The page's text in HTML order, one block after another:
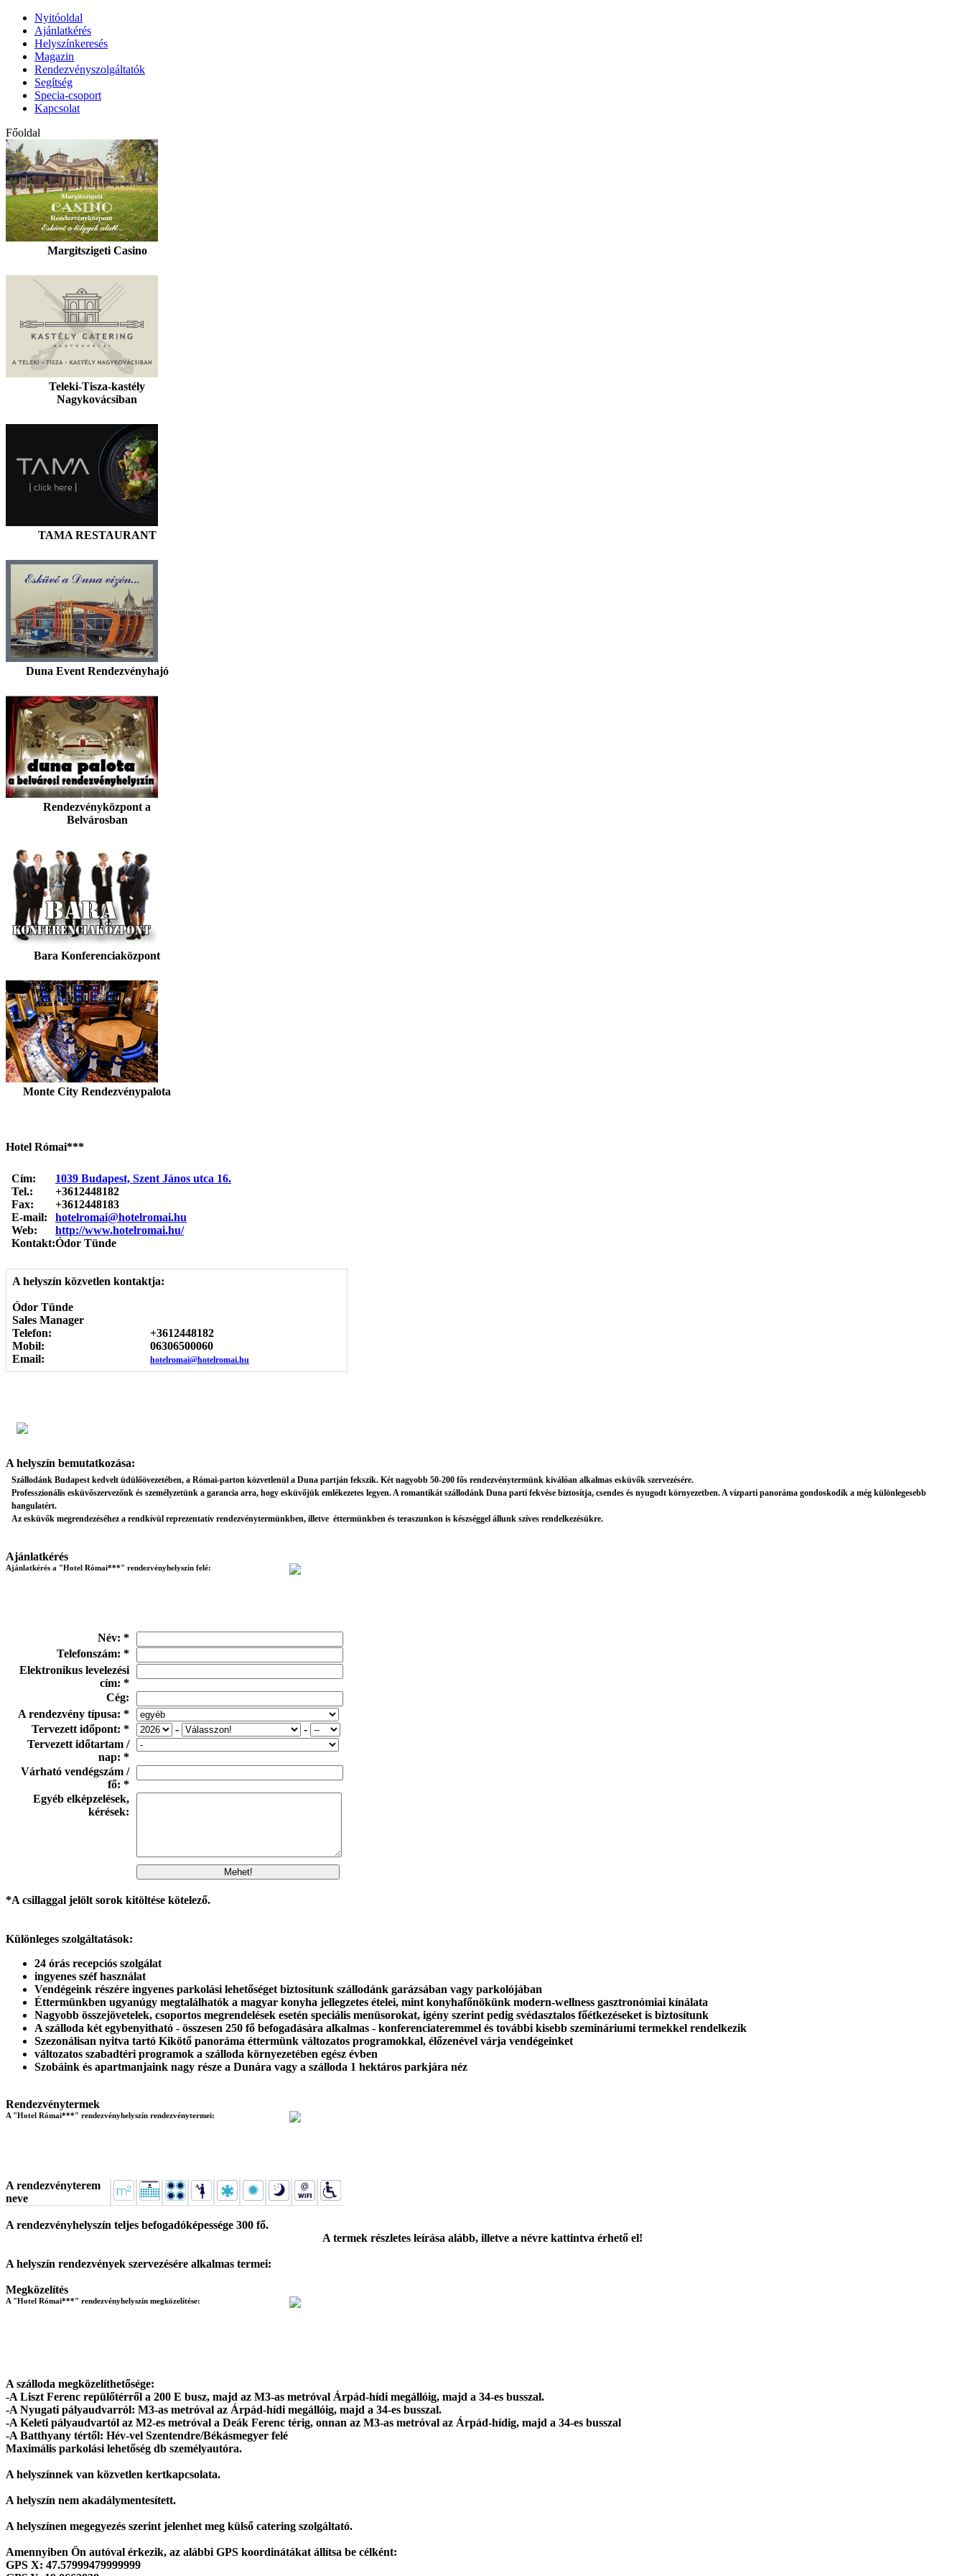
Nyitóoldal
Ajánlatkérés
Helyszínkeresés
Magazin
Rendezvényszolgáltatók
Segítség
Specia-csoport
Kapcsolat
Főoldal
Margitszigeti Casino
Teleki-Tisza-kastély
Nagykovácsiban
TAMA RESTAURANT
Duna Event Rendezvényhajó
Rendezvényközpont a
Belvárosban
Bara Konferenciaközpont
Monte City Rendezvénypalota
Hotel Római***
Cím:
1039 Budapest, Szent János utca 16.
Tel.:
+3612448182
Fax:
+3612448183
E-mail:
hotelromai@hotelromai.hu
Web:
http://www.hotelromai.hu/
Kontakt:Ódor Tünde
A helyszín közvetlen kontaktja:
Ódor Tünde
Sales Manager
Telefon:
+3612448182
Mobil:
06306500060
Email:
hotelromai@hotelromai.hu
A helyszín bemutatkozása:
Szállodánk Budapest kedvelt üdülőövezetében, a Római-parton közvetlenül a Duna partján fekszik. Két nagyobb 50-200 fős rendezvénytermünk kiválóan alkalmas esküvők szervezésére.
Professzionális esküvőszervezőnk és személyzetünk a garancia arra, hogy esküvőjük emlékezetes legyen. A romantikát szállodánk Duna parti fekvése biztosítja, csendes és nyugodt környezetben. A vízparti panoráma gondoskodik a még különlegesebb
hangulatért.
Az esküvők megrendezéséhez a rendkívül reprezentatív rendezvénytermünkben, illetve éttermünkben és teraszunkon is készséggel állunk szíves rendelkezésükre.
Ajánlatkérés
Ajánlatkérés a "Hotel Római***" rendezvényhelyszín felé:
Név: *
Telefonszám: *
Elektronikus levelezési
cím: *
Cég:
A rendezvény típusa: *
Tervezett időpont: *
-
-
Tervezett időtartam /
nap: *
Várható vendégszám /
fő: *
Egyéb elképzelések,
kérések:
*A csillaggal jelölt sorok kitöltése kötelező.
Különleges szolgáltatások:
24 órás recepciós szolgálat
ingyenes széf használat
Vendégeink részére ingyenes parkolási lehetőséget biztosítunk szállodánk garázsában vagy parkolójában
Éttermünkben ugyanúgy megtalálhatók a magyar konyha jellegzetes ételei, mint konyhafőnökünk modern-wellness gasztronómiai kínálata
Nagyobb összejövetelek, csoportos megrendelések esetén speciális menüsorokat, igény szerint pedig svédasztalos főétkezéseket is biztosítunk
A szálloda két egybenyitható - összesen 250 fő befogadására alkalmas - konferenciateremmel és további kisebb szemináriumi termekkel rendelkezik
Szezonálisan nyitva tartó Kikötő panoráma éttermünk változatos programokkal, élőzenével várja vendégeinket
változatos szabadtéri programok a szálloda környezetében egész évben
Szobáink és apartmanjaink nagy része a Dunára vagy a szálloda 1 hektáros parkjára néz
Rendezvénytermek
A "Hotel Római***" rendezvényhelyszín rendezvénytermei:
A rendezvényterem
neve
A rendezvényhelyszín teljes befogadóképessége 300 fő.
A termek részletes leírása alább, illetve a névre kattintva érhető el!
A helyszín rendezvények szervezésére alkalmas termei:
Megközelítés
A "Hotel Római***" rendezvényhelyszín megközelítése:
A szálloda megközelíthetősége:
-A Liszt Ferenc repülőtérről a 200 E busz, majd az M3-as metróval Árpád-hídi megállóig, majd a 34-es busszal.
-A Nyugati pályaudvarról: M3-as metróval az Árpád-hídi megállóig, majd a 34-es busszal.
-A Keleti pályaudvartól az M2-es metróval a Deák Ferenc térig, onnan az M3-as metróval az Árpád-hídig, majd a 34-es busszal
-A Batthyany tértől: Hév-vel Szentendre/Békásmegyer felé
Maximális parkolási lehetőség db személyautóra.
A helyszínnek van közvetlen kertkapcsolata.
A helyszín nem akadálymentesített.
A helyszínen megegyezés szerint jelenhet meg külső catering szolgáltató.
Amennyiben Ön autóval érkezik, az alábbi GPS koordinátákat állítsa be célként:
GPS X: 47.57999479999999